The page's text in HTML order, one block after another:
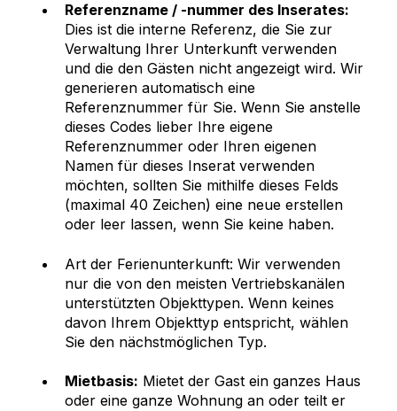
Referenzname / -nummer des Inserates:
Dies ist die interne Referenz, die Sie zur
Verwaltung Ihrer Unterkunft verwenden
und die den Gästen nicht angezeigt wird. Wir
generieren automatisch eine
Referenznummer für Sie. Wenn Sie anstelle
dieses Codes lieber Ihre eigene
Referenznummer oder Ihren eigenen
Namen für dieses Inserat verwenden
möchten, sollten Sie mithilfe dieses Felds
(maximal 40 Zeichen) eine neue erstellen
oder leer lassen, wenn Sie keine haben.
Art der Ferienunterkunft: Wir verwenden
nur die von den meisten Vertriebskanälen
unterstützten Objekttypen. Wenn keines
davon Ihrem Objekttyp entspricht, wählen
Sie den nächstmöglichen Typ.
Mietbasis: Mietet der Gast ein ganzes Haus
oder eine ganze Wohnung an oder teilt er